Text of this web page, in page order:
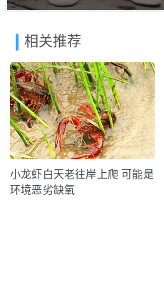
相关推荐
小龙虾白天老往岸上爬 可能是
环境恶劣缺氧